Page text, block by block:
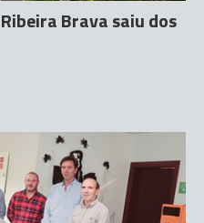
Brava saiu dos